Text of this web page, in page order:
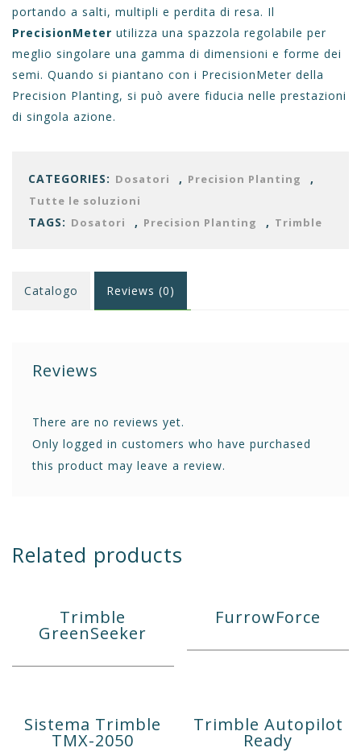
portando a salti, multipli e perdita di resa. Il
PrecisionMeter utilizza una spazzola regolabile per
meglio singolare una gamma di dimensioni e forme dei
semi. Quando si piantano con i PrecisionMeter della
Precision Planting, si può avere fiducia nelle prestazioni
di singola azione.
CATEGORIES: Dosatori , Precision Planting ,
Tutte le soluzioni
TAGS: Dosatori , Precision Planting , Trimble
Reviews (0)
Catalogo
Reviews
There are no reviews yet.
Only logged in customers who have purchased
this product may leave a review.
Related products
Trimble
GreenSeeker
FurrowForce
Sistema Trimble
TMX-2050
Trimble Autopilot
Ready